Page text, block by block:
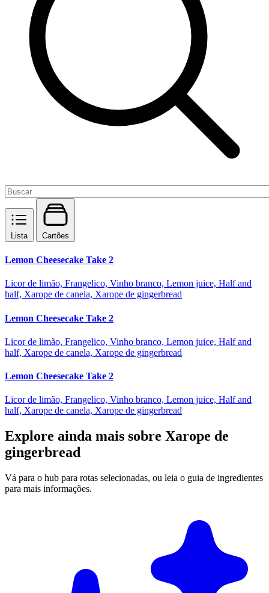
Lista Cartões
Lemon Cheesecake Take 2
Licor de limão, Frangelico, Vinho branco, Lemon juice, Half and
half, Xarope de canela, Xarope de gingerbread
Lemon Cheesecake Take 2
Licor de limão, Frangelico, Vinho branco, Lemon juice, Half and
half, Xarope de canela, Xarope de gingerbread
Lemon Cheesecake Take 2
Licor de limão, Frangelico, Vinho branco, Lemon juice, Half and
half, Xarope de canela, Xarope de gingerbread
Explore ainda mais sobre Xarope de
gingerbread
Vá para o hub para rotas selecionadas, ou leia o guia de ingredientes
para mais informações.